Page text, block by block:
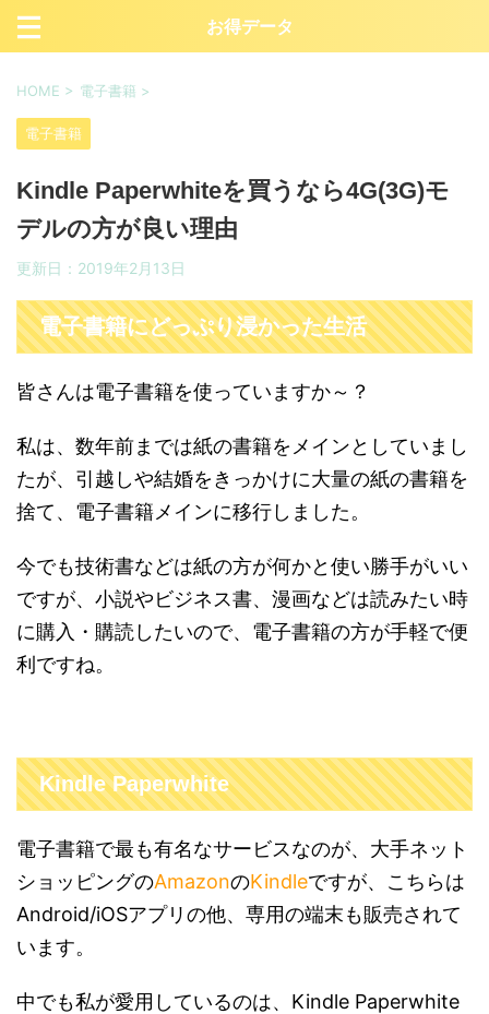
お得データ
HOME > 電子書籍 >
電子書籍
Kindle Paperwhiteを買うなら4G(3G)モ
デルの方が良い理由
更新日： 2019年2月13日
電子書籍にどっぷり浸かった生活
皆さんは電子書籍を使っていますか～？
私は、数年前までは紙の書籍をメインとしていまし
たが、引越しや結婚をきっかけに大量の紙の書籍を
捨て、電子書籍メインに移行しました。
今でも技術書などは紙の方が何かと使い勝手がいい
ですが、小説やビジネス書、漫画などは読みたい時
に購入・購読したいので、電子書籍の方が手軽で便
利ですね。
Kindle Paperwhite
電子書籍で最も有名なサービスなのが、大手ネット
ショッピングのAmazonのKindleですが、こちらは
Android/iOSアプリの他、専用の端末も販売されて
います。
中でも私が愛用しているのは、Kindle Paperwhite